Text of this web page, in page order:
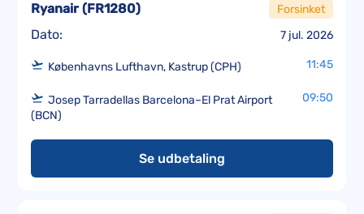
Dato: 7 jul. 2026
Ryanair(FR1280) Forsinket
Københavns Lufthavn, Kastrup (CPH) 11:45
Josep Tarradellas Barcelona–El Prat Airport
(BCN)
09:50
Se udbetaling